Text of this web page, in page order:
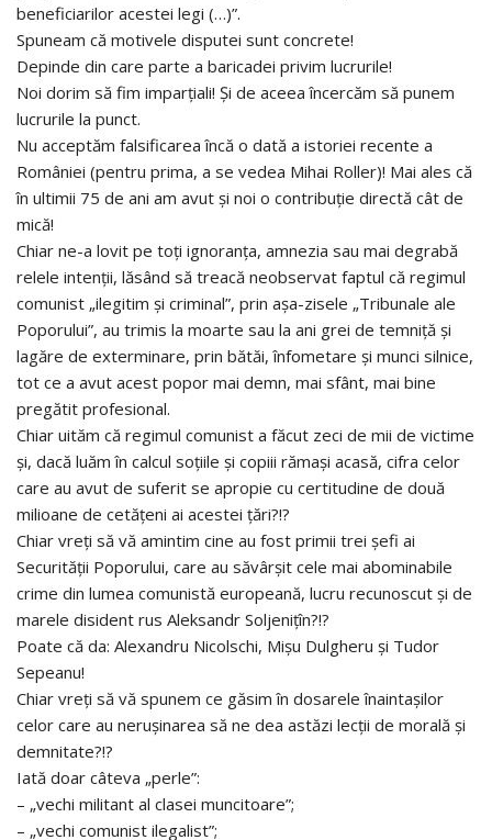
beneficiarilor acestei legi (…)”.
Spuneam că motivele disputei sunt concrete!
Depinde din care parte a baricadei privim lucrurile!
Noi dorim să fim imparțiali! Și de aceea încercăm să punem
lucrurile la punct.
Nu acceptăm falsificarea încă o dată a istoriei recente a
României (pentru prima, a se vedea Mihai Roller)! Mai ales că
în ultimii 75 de ani am avut și noi o contribuție directă cât de
mică!
Chiar ne-a lovit pe toți ignoranța, amnezia sau mai degrabă
relele intenții, lăsând să treacă neobservat faptul că regimul
comunist „ilegitim și criminal”, prin așa-zisele „Tribunale ale
Poporului”, au trimis la moarte sau la ani grei de temniță și
lagăre de exterminare, prin bătăi, înfometare și munci silnice,
tot ce a avut acest popor mai demn, mai sfânt, mai bine
pregătit profesional.
Chiar uităm că regimul comunist a făcut zeci de mii de victime
și, dacă luăm în calcul soțiile și copiii rămași acasă, cifra celor
care au avut de suferit se apropie cu certitudine de două
milioane de cetățeni ai acestei țări?!?
Chiar vreți să vă amintim cine au fost primii trei șefi ai
Securității Poporului, care au săvârșit cele mai abominabile
crime din lumea comunistă europeană, lucru recunoscut și de
marele disident rus Aleksandr Soljenițîn?!?
Poate că da: Alexandru Nicolschi, Mișu Dulgheru și Tudor
Sepeanu!
Chiar vreți să vă spunem ce găsim în dosarele înaintașilor
celor care au nerușinarea să ne dea astăzi lecții de morală și
demnitate?!?
Iată doar câteva „perle”:
– „vechi militant al clasei muncitoare”;
– „vechi comunist ilegalist”;